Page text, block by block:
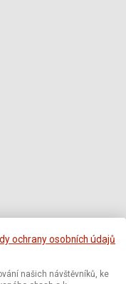
ochrany osobních údajů
našich návštěvníků, ke